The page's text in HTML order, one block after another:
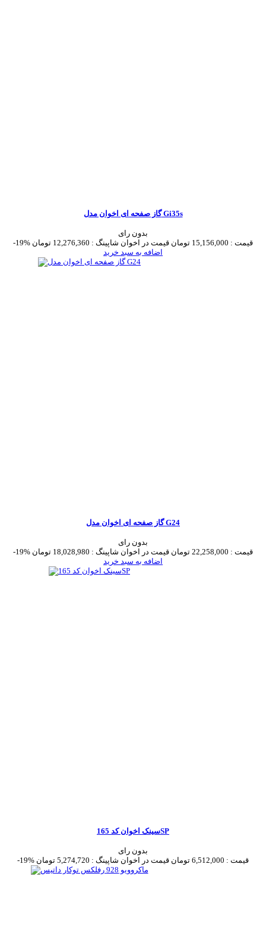
گاز صفحه ای اخوان مدل Gi35s
بدون رای
-19%
قیمت : 15,156,000 تومان قیمت در اخوان شاپینگ : 12,276,360 تومان
اضافه به سبد خرید
گاز صفحه ای اخوان مدل G24
بدون رای
-19%
قیمت : 22,258,000 تومان قیمت در اخوان شاپینگ : 18,028,980 تومان
اضافه به سبد خرید
سینک اخوان کد 165SP
بدون رای
-19%
قیمت : 6,512,000 تومان قیمت در اخوان شاپینگ : 5,274,720 تومان